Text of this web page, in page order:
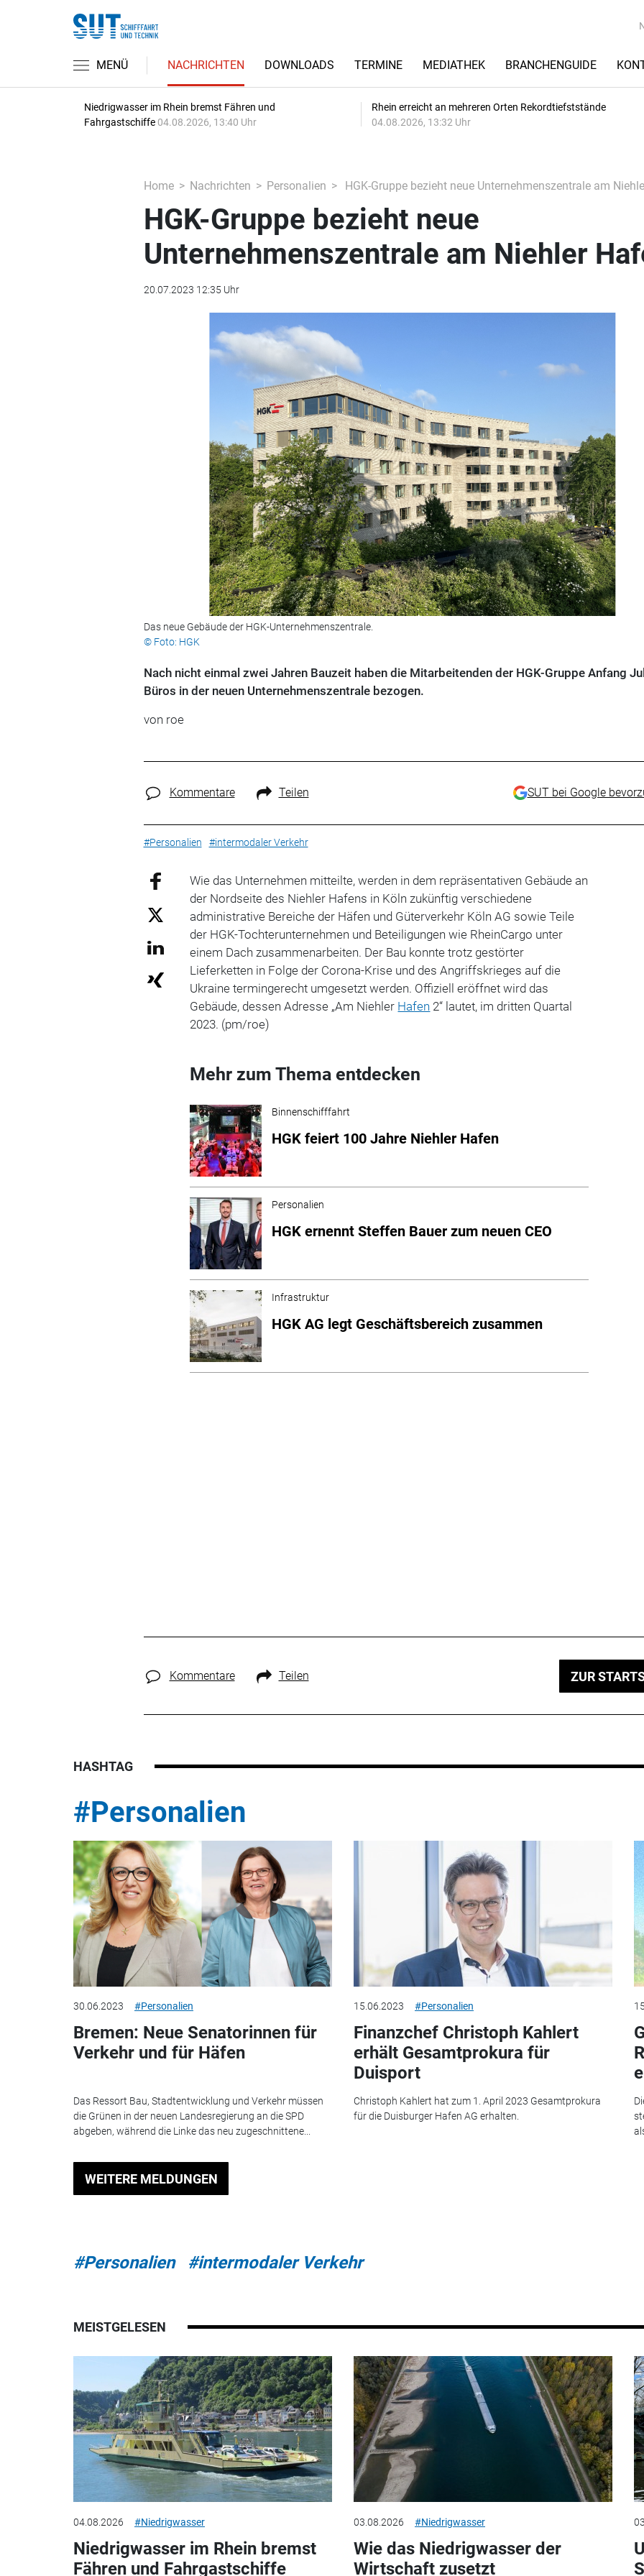
MENÜ NACHRICHTEN DOWNLOADS TERMINE MEDIATHEK BRANCHENGUIDE
Niedrigwasser im Rhein bremst Fähren und
Fahrgastschiffe 04.08.2026, 13:40 Uhr
Rhein erreicht an mehreren Orten Rekordtiefststände
04.08.2026, 13:32 Uhr
Home Nachrichten Personalien HGK-Gruppe bezieht neue Unternehmenszentrale am
HGK-Gruppe bezieht neue
Unternehmenszentrale am Niehler
20.07.2023 12:35 Uhr
Das neue Gebäude der HGK-Unternehmenszentrale.
© Foto: HGK
Nach nicht einmal zwei Jahren Bauzeit haben die Mitarbeitenden der HGK-Gruppe Anfang
Büros in der neuen Unternehmenszentrale bezogen.
von roe
Kommentare Teilen SUT bei Google
#Personalien #intermodaler Verkehr
Wie das Unternehmen mitteilte, werden in dem repräsentativen Gebäude an
der Nordseite des Niehler Hafens in Köln zukünftig verschiedene
administrative Bereiche der Häfen und Güterverkehr Köln AG sowie Teile
der HGK-Tochterunternehmen und Beteiligungen wie RheinCargo unter
einem Dach zusammenarbeiten. Der Bau konnte trotz gestörter
Lieferketten in Folge der Corona-Krise und des Angriffskrieges auf die
Ukraine termingerecht umgesetzt werden. Offiziell eröffnet wird das
Gebäude, dessen Adresse „Am Niehler Hafen 2“ lautet, im dritten Quartal
2023. (pm/roe)
Mehr zum Thema entdecken
Binnenschifffahrt
HGK feiert 100 Jahre Niehler Hafen
Personalien
HGK ernennt Steffen Bauer zum neuen CEO
Infrastruktur
HGK AG legt Geschäftsbereich zusammen
Kommentare Teilen ZUR
HASHTAG
#Personalien
30.06.2023 #Personalien
Bremen: Neue Senatorinnen für
Verkehr und für Häfen
Das Ressort Bau, Stadtentwicklung und Verkehr müssen
die Grünen in der neuen Landesregierung an die SPD
abgeben, während die Linke das neu zugeschnittene...
15.06.2023 #Personalien
Finanzchef Christoph Kahlert
erhält Gesamtprokura für
Duisport
Christoph Kahlert hat zum 1. April 2023 Gesamtprokura
für die Duisburger Hafen AG erhalten.
WEITERE MELDUNGEN
#Personalien #intermodaler Verkehr
MEISTGELESEN
04.08.2026 #Niedrigwasser
Niedrigwasser im Rhein bremst
Fähren und Fahrgastschiffe
03.08.2026 #Niedrigwasser
Wie das Niedrigwasser der
Wirtschaft zusetzt